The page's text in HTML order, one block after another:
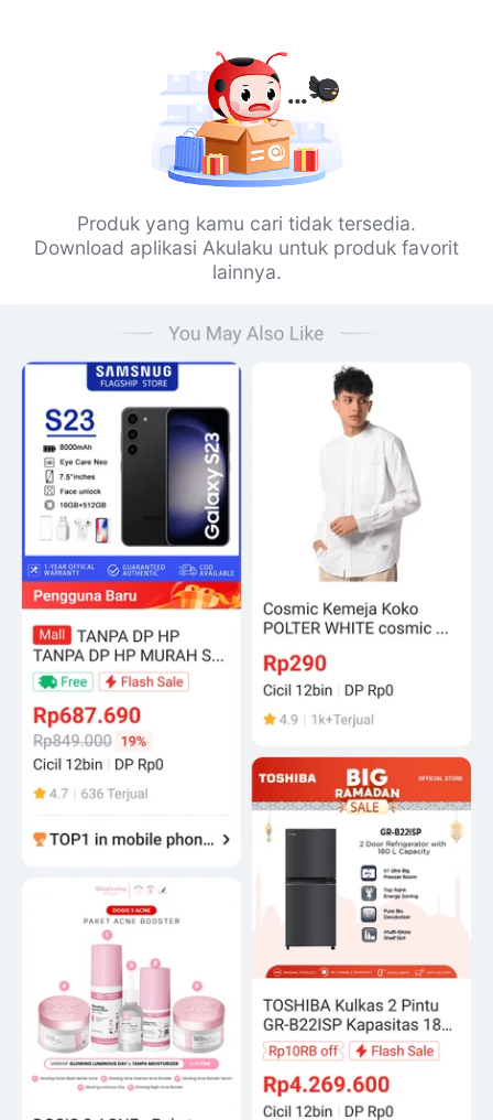
Produk yang kamu cari tidak tersedia.
Download aplikasi Akulaku untuk produk favorit
lainnya.